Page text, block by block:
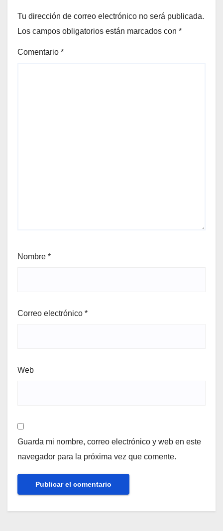
Tu dirección de correo electrónico no será publicada.
Los campos obligatorios están marcados con *
Comentario *
Nombre *
Correo electrónico *
Web
Guarda mi nombre, correo electrónico y web en este
navegador para la próxima vez que comente.